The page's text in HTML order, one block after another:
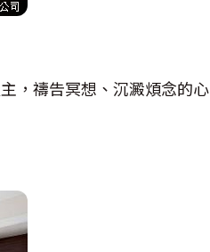
，禱告冥想、沉澱煩念的心